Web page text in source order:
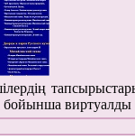
бойынша